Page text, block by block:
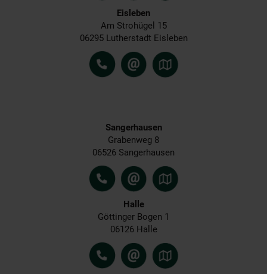
Eisleben
Am Strohügel 15
06295 Lutherstadt Eisleben
Sangerhausen
Grabenweg 8
06526 Sangerhausen
Halle
Göttinger Bogen 1
06126 Halle